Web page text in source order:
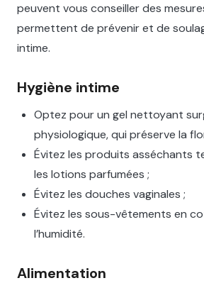
peuvent vous conseiller des
permettent de prévenir et de
intime.
Hygiène intime
Optez pour un gel nettoyant
physiologique, qui préserve la
Évitez les produits asséchants
les lotions parfumées ;
Évitez les douches vaginales ;
Évitez les sous-vêtements en
l’humidité.
Alimentation